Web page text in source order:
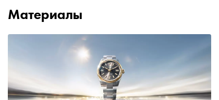
Материалы